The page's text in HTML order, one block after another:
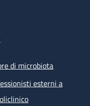
di microbiota
esterni a